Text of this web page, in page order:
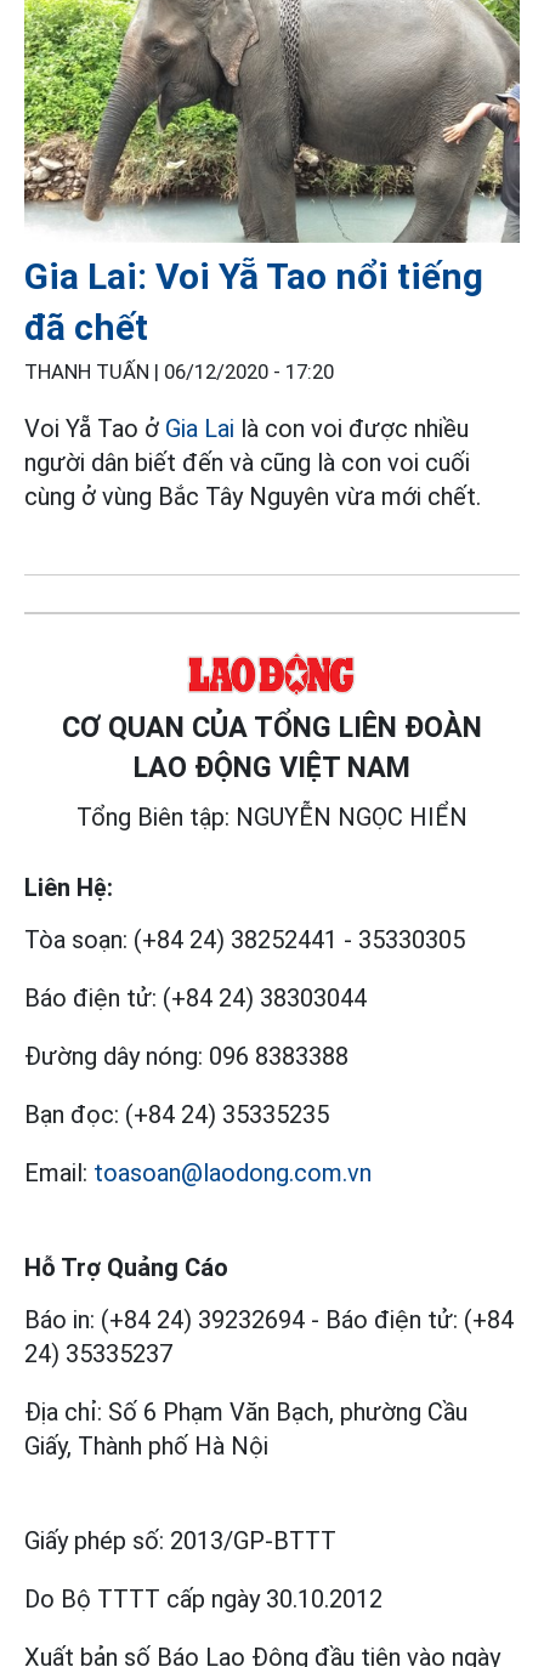
Gia Lai: Voi Yẵ Tao nổi tiếng
đã chết
THANH TUẤN | 06/12/2020 - 17:20
Voi Yẵ Tao ở Gia Lai là con voi được nhiều
người dân biết đến và cũng là con voi cuối
cùng ở vùng Bắc Tây Nguyên vừa mới chết.
CƠ QUAN CỦA TỔNG LIÊN ĐOÀN
LAO ĐỘNG VIỆT NAM
Tổng Biên tập: NGUYỄN NGỌC HIỂN
Liên Hệ:
Tòa soạn: (+84 24) 38252441 - 35330305
Báo điện tử: (+84 24) 38303044
Đường dây nóng: 096 8383388
Bạn đọc: (+84 24) 35335235
Email: toasoan@laodong.com.vn
Hỗ Trợ Quảng Cáo
Báo in: (+84 24) 39232694 - Báo điện tử: (+84
24) 35335237
Địa chỉ: Số 6 Phạm Văn Bạch, phường Cầu
Giấy, Thành phố Hà Nội
Giấy phép số: 2013/GP-BTTT
Do Bộ TTTT cấp ngày 30.10.2012
Xuất bản số Báo Lao Động đầu tiên vào ngày